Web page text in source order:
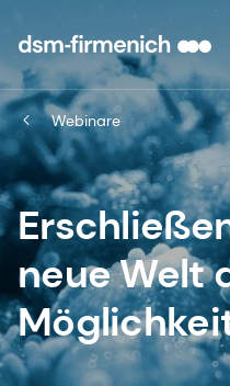
Webinare
neue Welt